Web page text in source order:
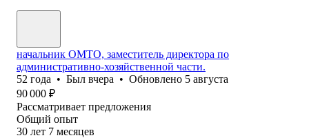
начальник ОМТО, заместитель директора по
административно-хозяйственной части.
52 года • Был вчера • Обновлено 5 августа
90 000 ₽
Рассматривает предложения
Общий опыт
30 лет 7 месяцев